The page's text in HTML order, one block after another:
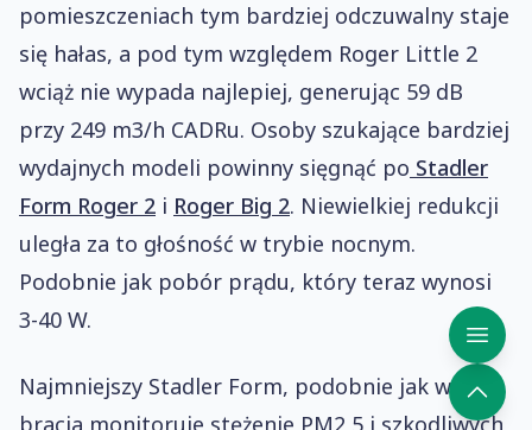
pomieszczeniach tym bardziej odczuwalny staje
się hałas, a pod tym względem Roger Little 2
wciąż nie wypada najlepiej, generując 59 dB
przy 249 m3/h CADRu. Osoby szukające bardziej
wydajnych modeli powinny sięgnąć po Stadler
Form Roger 2 i Roger Big 2. Niewielkiej redukcji
uległa za to głośność w trybie nocnym.
Podobnie jak pobór prądu, który teraz wynosi
3-40 W.
Najmniejszy Stadler Form, podobnie jak więksi
bracia monitoruje stężenie PM2,5 i szkodliwych